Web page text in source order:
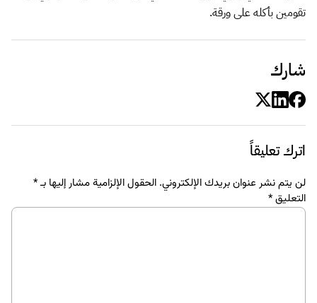
تقومين بأكله على ورقة.
شارك
اترك تعليقاً
لن يتم نشر عنوان بريدك الإلكتروني. الحقول الإلزامية مشار إليها بـ*
التعليق*